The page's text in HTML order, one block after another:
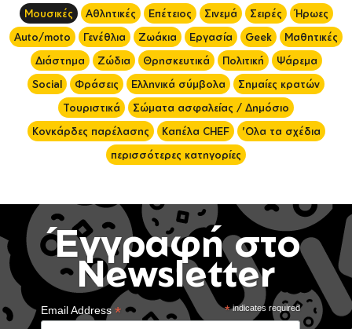
Μουσικές
Αθλητικές Επέτειος Σινεμά Σειρές
Ήρωες
Auto/moto
Γενέθλια Ζωάκια Εργασία Geek
Μαθητικές
Διάστημα
Ζώδια Θρησκευτικά Πολιτική
Ψάρεμα
Social
Φράσεις Ελληνικά σύμβολα
Σημαίες κρατών
Τουριστικά
Σώματα ασφαλείας / Δημόσιο
Κονκάρδες παρέλασης
Καπέλα CHEF
'Ολα τα σχέδια
περισσότερες κατηγορίες
Έγγραφή στο
Newsletter
*indicates required
Email Address*